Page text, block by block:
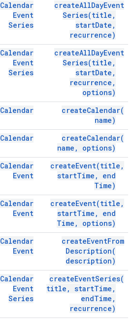
createAllDayEvent
Series(title ,
startDate ,
recurrence)
Calendar
Event
Series
createAllDayEvent
Series(title ,
startDate ,
recurrence ,
options)
Calendar
Event
Series
createCalendar(
name)
Calendar
createCalendar(
name , options)
Calendar
createEvent(title ,
startTime ,
end
Time)
Calendar
Event
createEvent(title ,
startTime ,
end
Time , options)
Calendar
Event
createEventFrom
Description(
description)
Calendar
Event
createEventSeries(
title , startTime ,
endTime ,
recurrence)
Calendar
Event
Series